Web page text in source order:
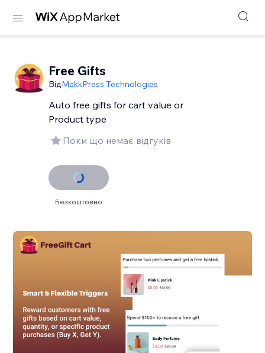
Free Gifts
ВідMakkPress Technologies
Auto free gifts for cart value or
Product type
Поки що немає відгуків
Безкоштовно